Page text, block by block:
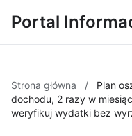
Portal
Strona główna /
Plan
dochodu, 2 razy w
weryfikuj wydatki bez